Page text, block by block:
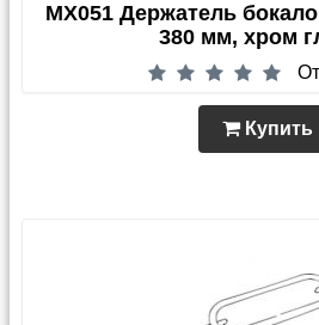
MX051 Держатель
380 мм, хром
Купить